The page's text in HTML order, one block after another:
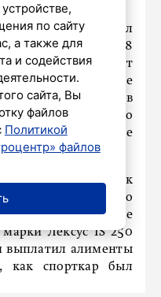
должен был
бывшей супруге 48
детей, но от
В результате
Пристав
принудительного
– ограничение
привлекли к
однако
только после
Лексус IS 250
выплатил алименты
как спорткар был
по сайту
а также для
и содействия
сайта, Вы
файлов
Политикой
файлов